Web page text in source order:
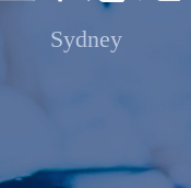
Sydney
队，星